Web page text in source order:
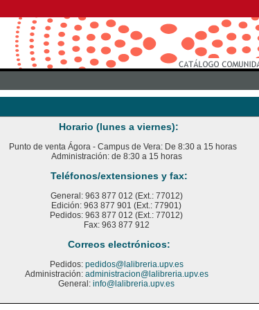
Horario (lunes a viernes):
Punto de venta Ágora - Campus de Vera: De 8:30 a 15 horas
Administración: de 8:30 a 15 horas
Teléfonos/extensiones y fax:
General: 963 877 012 (Ext.: 77012)
Edición: 963 877 901 (Ext.: 77901)
Pedidos: 963 877 012 (Ext.: 77012)
Fax: 963 877 912
Correos electrónicos:
Pedidos: pedidos@lalibreria.upv.es
Administración: administracion@lalibreria.upv.es
General: info@lalibreria.upv.es